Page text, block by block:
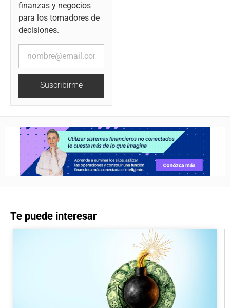
finanzas y negocios
para los tomadores de
decisiones.
Suscribirme
Te puede interesar